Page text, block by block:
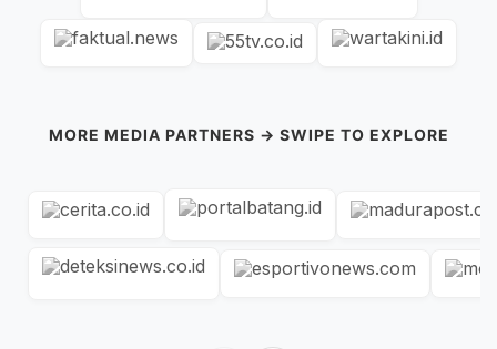
MORE MEDIA PARTNERS → SWIPE TO EXPLORE